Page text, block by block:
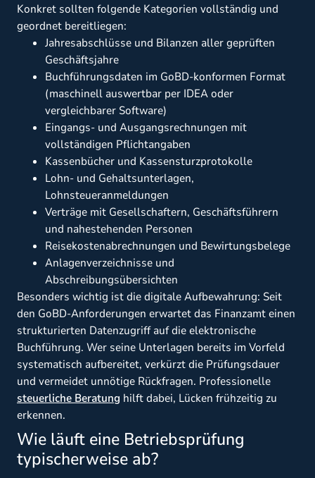
Konkret sollten folgende Kategorien vollständig und
geordnet bereitliegen:
Jahresabschlüsse und Bilanzen aller geprüften
Geschäftsjahre
Buchführungsdaten im GoBD-konformen Format
(maschinell auswertbar per IDEA oder
vergleichbarer Software)
Eingangs- und Ausgangsrechnungen mit
vollständigen Pflichtangaben
Kassenbücher und Kassensturzprotokolle
Lohn- und Gehaltsunterlagen,
Lohnsteueranmeldungen
Verträge mit Gesellschaftern, Geschäftsführern
und nahestehenden Personen
Reisekostenabrechnungen und Bewirtungsbelege
Anlagenverzeichnisse und
Abschreibungsübersichten
Besonders wichtig ist die digitale Aufbewahrung: Seit
den GoBD-Anforderungen erwartet das Finanzamt einen
strukturierten Datenzugriff auf die elektronische
Buchführung. Wer seine Unterlagen bereits im Vorfeld
systematisch aufbereitet, verkürzt die Prüfungsdauer
und vermeidet unnötige Rückfragen. Professionelle
steuerliche Beratung hilft dabei, Lücken frühzeitig zu
erkennen.
Wie läuft eine Betriebsprüfung
typischerweise ab?